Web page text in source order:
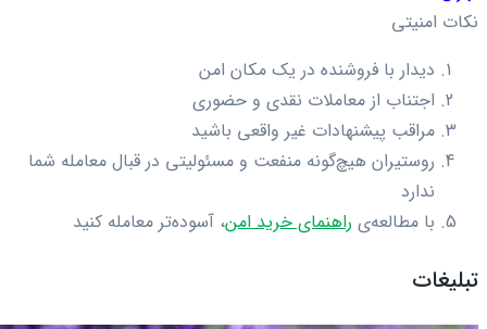
نکات امنیتی
دیدار با فروشنده در یک مکان امن
اجتناب از معاملات نقدی و حضوری
مراقب پیشنهادات غیر واقعی باشید
روستیران هیچ‌گونه منفعت و مسئولیتی در قبال معامله شما
ندارد
با مطالعه‌ی راهنمای خرید امن، آسوده‌تر معامله کنید
تبلیغات